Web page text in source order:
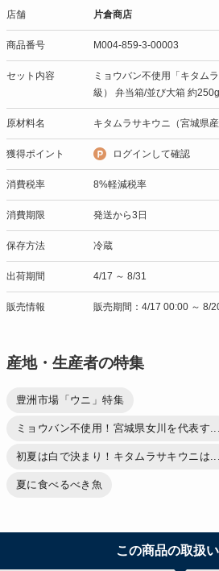
店舗 片倉商店
商品番号 M004-859-3-00003
セット内容
ミョウバン不使用「キタム
級） 弁当箱/並び大箱 約
原材料名 キタムラサキウニ（宮城県産
獲得ポイント ログインして確認
消費税率 8%軽減税率
消費期限 発送から3日
保存方法 冷蔵
出荷期間 4/17 ～ 8/31
販売情報 販売期間：4/17 00:00 ～ 8/
産地・生産者の特集
豊洲市場「ウニ」特集
ミョウバン不使用！宮城県女川を代表す...
初夏は白で決まり！キタムラサキウニは...
夏に食べるべき魚
この商品の取扱